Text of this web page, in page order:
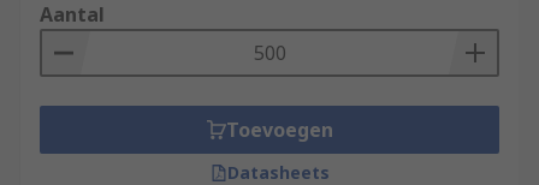
Aantal
Toevoegen
Datasheets